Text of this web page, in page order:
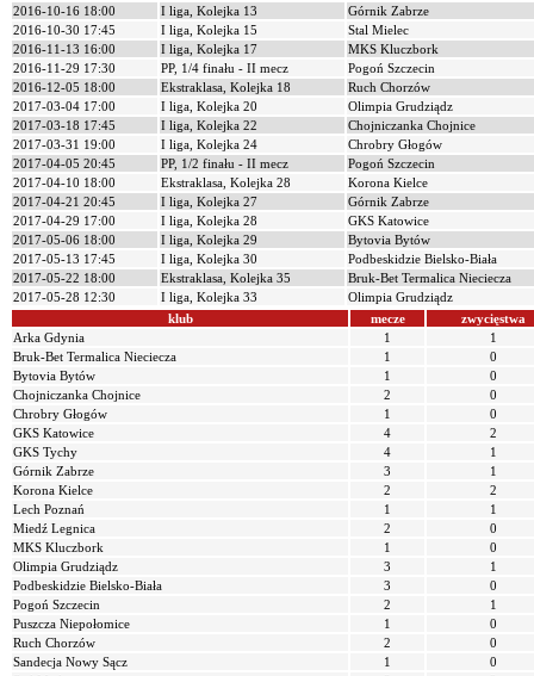
2016-10-16 18:00
I liga, Kolejka 13
Górnik Zabrze
2016-10-30 17:45
I liga, Kolejka 15
Stal Mielec
2016-11-13 16:00
I liga, Kolejka 17
MKS Kluczbork
2016-11-29 17:30
PP, 1/4 finału - II mecz
Pogoń Szczecin
2016-12-05 18:00
Ekstraklasa, Kolejka 18
Ruch Chorzów
2017-03-04 17:00
I liga, Kolejka 20
Olimpia Grudziądz
2017-03-18 17:45
I liga, Kolejka 22
Chojniczanka Chojnice
2017-03-31 19:00
I liga, Kolejka 24
Chrobry Głogów
2017-04-05 20:45
PP, 1/2 finału - II mecz
Pogoń Szczecin
2017-04-10 18:00
Ekstraklasa, Kolejka 28
Korona Kielce
2017-04-21 20:45
I liga, Kolejka 27
Górnik Zabrze
2017-04-29 17:00
I liga, Kolejka 28
GKS Katowice
2017-05-06 18:00
I liga, Kolejka 29
Bytovia Bytów
2017-05-13 17:45
I liga, Kolejka 30
Podbeskidzie Bielsko-Biała
2017-05-22 18:00
Ekstraklasa, Kolejka 35
Bruk-Bet Termalica Nieciecza
2017-05-28 12:30
I liga, Kolejka 33
Olimpia Grudziądz
klub
mecze
zwycięstwa
Arka Gdynia
1
1
Bruk-Bet Termalica Nieciecza
1
0
Bytovia Bytów
1
0
Chojniczanka Chojnice
2
0
Chrobry Głogów
1
0
GKS Katowice
4
2
GKS Tychy
4
1
Górnik Zabrze
3
1
Korona Kielce
2
2
Lech Poznań
1
1
Miedź Legnica
2
0
MKS Kluczbork
1
0
Olimpia Grudziądz
3
1
Podbeskidzie Bielsko-Biała
3
0
Pogoń Szczecin
2
1
Puszcza Niepołomice
1
0
Ruch Chorzów
2
0
Sandecja Nowy Sącz
1
0